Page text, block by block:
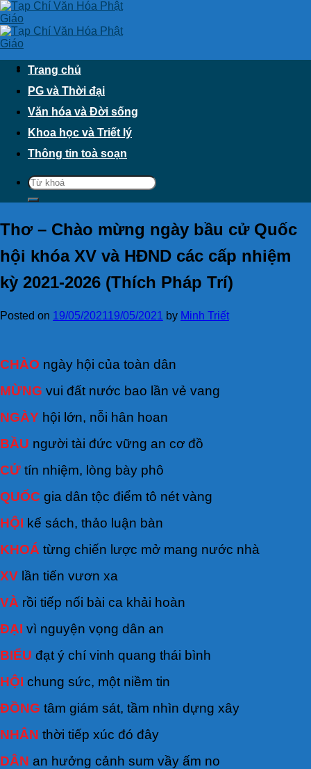
Skip
to
content
Trang chủ
PG và Thời đại
Văn hóa và Đời sống
Khoa học và Triết lý
Thông tin toà soạn
Thơ – Chào mừng ngày bầu cử Quốc
hội khóa XV và HĐND các cấp nhiệm
kỳ 2021-2026 (Thích Pháp Trí)
Posted on 19/05/202119/05/2021 by Minh Triết
CHÀO ngày hội của toàn dân
MỪNG vui đất nước bao lần vẻ vang
NGÀY hội lớn, nỗi hân hoan
BẦU người tài đức vững an cơ đồ
CỬ tín nhiệm, lòng bày phô
QUỐC gia dân tộc điểm tô nét vàng
HỘI kế sách, thảo luận bàn
KHOÁ từng chiến lược mở mang nước nhà
XV lần tiến vươn xa
VÀ rồi tiếp nối bài ca khải hoàn
ĐẠI vì nguyện vọng dân an
BIỂU đạt ý chí vinh quang thái bình
HỘI chung sức, một niềm tin
ĐỒNG tâm giám sát, tầm nhìn dựng xây
NHÂN thời tiếp xúc đó đây
DÂN an hưởng cảnh sum vầy ấm no